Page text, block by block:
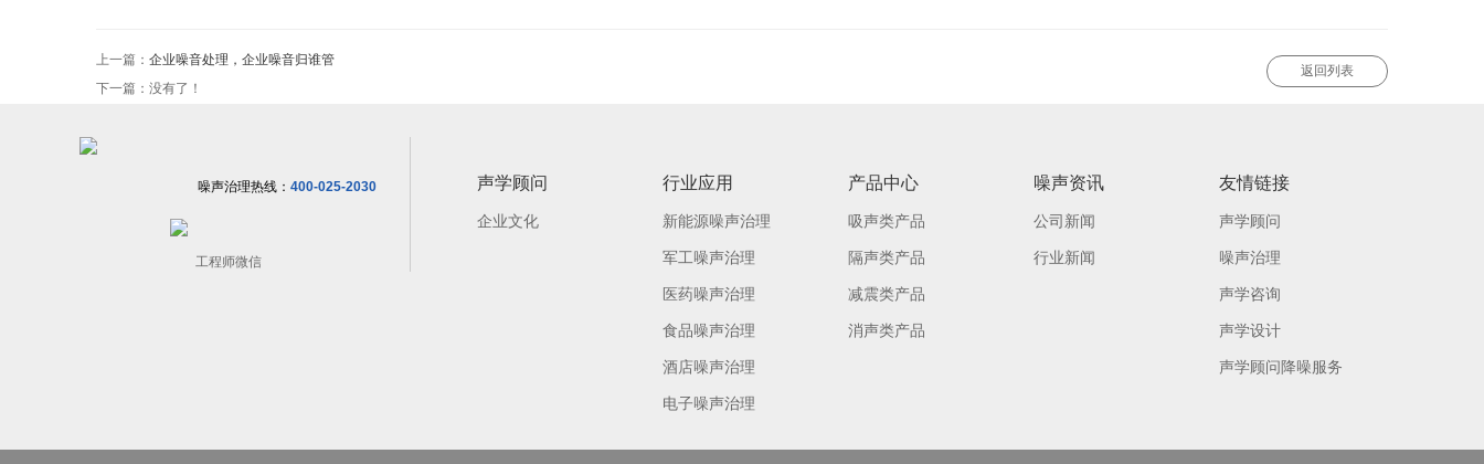
上一篇： 企业噪音处理，企业噪音归谁管
下一篇：没有了！
返回列表
噪声治理热线： 400-025-2030
工程师微信
声学顾问
企业文化
行业应用
新能源噪声治理
军工噪声治理
医药噪声治理
食品噪声治理
酒店噪声治理
电子噪声治理
产品中心
吸声类产品
隔声类产品
减震类产品
消声类产品
噪声资讯
公司新闻
行业新闻
友情链接
声学顾问
噪声治理
声学咨询
声学设计
声学顾问降噪服务